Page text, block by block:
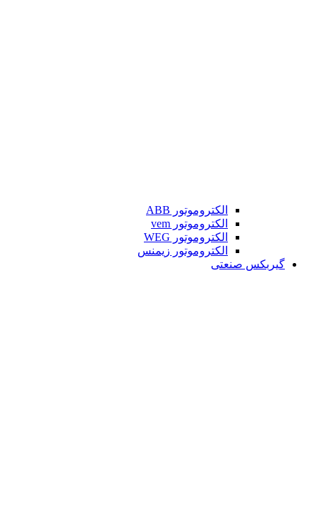
الکتروموتور ABB
الکتروموتور vem
الکتروموتور WEG
الکتروموتور زیمنس
گیربکس صنعتی